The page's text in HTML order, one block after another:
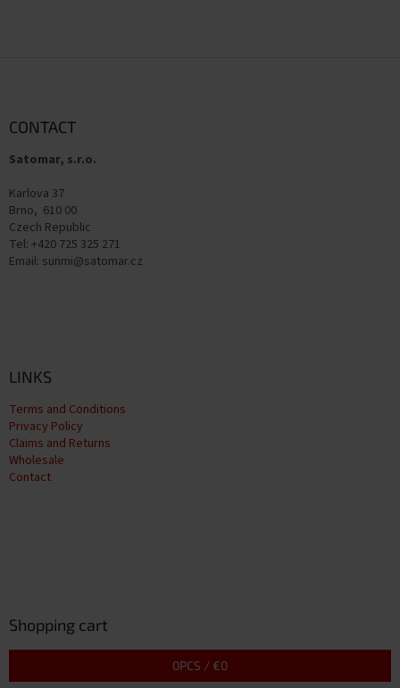
CONTACT
Satomar, s.r.o.
Karlova 37
Brno, 610 00
Czech Republic
Tel: +420 725 325 271
Email: sunmi@satomar.cz
LINKS
Terms and Conditions
Privacy Policy
Claims and Returns
Wholesale
Contact
Shopping cart
0PCS / €0